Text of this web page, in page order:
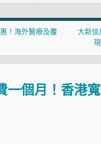
！海外醫療及覆
大新信
一個月！香港